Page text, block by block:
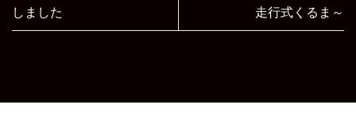
しました
走行式くるま～